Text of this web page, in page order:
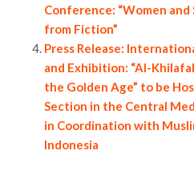
Conference: “Women
from Fiction”
Press Release:
and Exhibition: “Al-
the Golden Age” to be
Section in the Central
in Coordination with
Indonesia